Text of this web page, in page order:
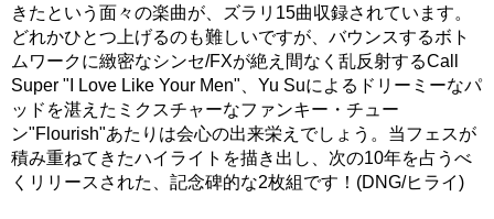
きたという面々の楽曲が、ズラリ15曲収録されています。
どれかひとつ上げるのも難しいですが、バウンスするボト
ムワークに緻密なシンセ/FXが絶え間なく乱反射するCall
Super "I Love Like Your Men"、Yu Suによるドリーミーなパ
ッドを湛えたミクスチャーなファンキー・チュー
ン"Flourish"あたりは会心の出来栄えでしょう。当フェスが
積み重ねてきたハイライトを描き出し、次の10年を占うべ
くリリースされた、記念碑的な2枚組です！(DNG/ヒライ)